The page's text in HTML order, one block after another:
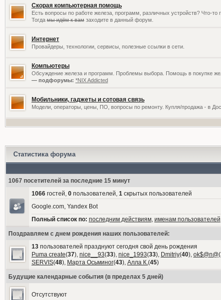
Скорая компьютерная помощь
Есть вопросы по работе железа, программ, различных устройств? Что-то
Тогдамы идём к вамзаходите в данный форум.
Интернет
Провайдеры, технологии, сервисы, полезные ссылки в сети.
Компьютеры
Обсуждение железа и программ. Проблемы выбора. Помощь в покупке
— подфорумы: *NIX Addicted
Мобильники, гаджеты и сотовая связь
Модели, операторы, цены, ПО, вопросы по ремонту. Купля/продажа - в
Статистика форума
1067 посетителей за последние 15 минут
1066гостей, 0пользователей, 1скрытых пользователей
Google.com, Yandex Bot
Полный список по: последним действиям, именам пользователей
Поздравляем с днем рождения наших пользователей:
13пользователей празднуют сегодня свой день рождения
Puma create(37), nice__93(33), nice_1993(33), Dmitriy(40), ok$@n@(
SERVIS(48), Марта Осьминог(43), Алла К.(45)
Будущие календарные события (в пределах 5 дней)
Отсутствуют